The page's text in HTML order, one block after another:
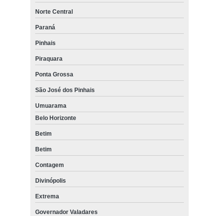
Norte Central
Paraná
Pinhais
Piraquara
Ponta Grossa
São José dos Pinhais
Umuarama
Belo Horizonte
Betim
Betim
Contagem
Divinópolis
Extrema
Governador Valadares